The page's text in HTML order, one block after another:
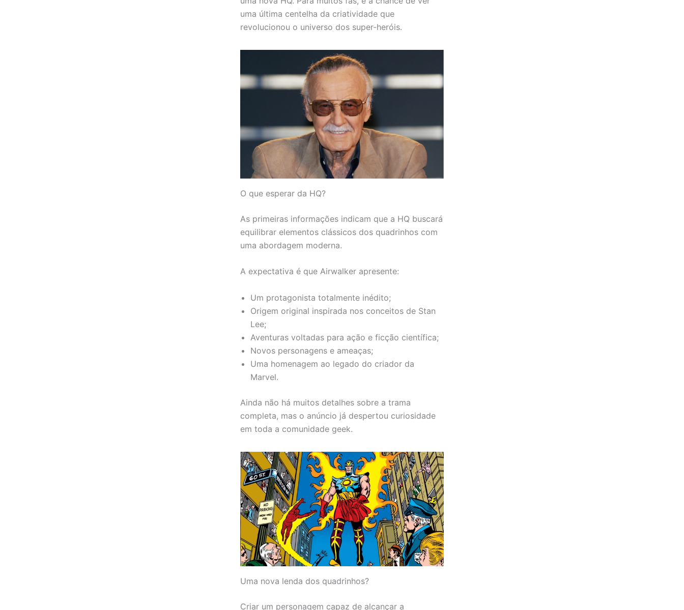
uma última centelha da criatividade que
revolucionou o universo dos super-heróis.
O que esperar da HQ?
As primeiras informações indicam que a HQ buscará
equilibrar elementos clássicos dos quadrinhos com
uma abordagem moderna.
A expectativa é que Airwalker apresente:
Um protagonista totalmente inédito;
Origem original inspirada nos conceitos de Stan
Lee;
Aventuras voltadas para ação e ficção científica;
Novos personagens e ameaças;
Uma homenagem ao legado do criador da
Marvel.
Ainda não há muitos detalhes sobre a trama
completa, mas o anúncio já despertou curiosidade
em toda a comunidade geek.
Uma nova lenda dos quadrinhos?
Criar um personagem capaz de alcançar a